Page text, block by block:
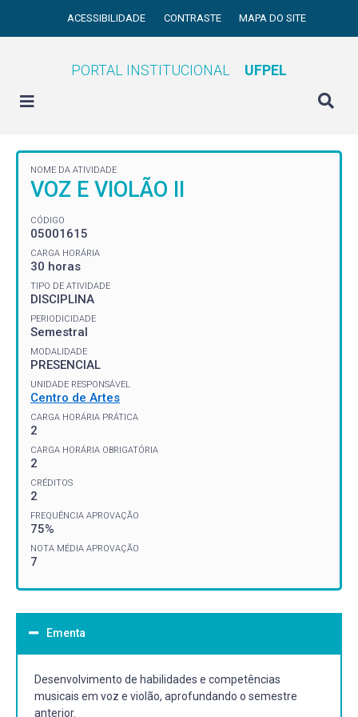
ACESSIBILIDADE CONTRASTE MAPA DO SITE
PORTAL INSTITUCIONAL UFPEL
NOME DA ATIVIDADE
VOZ E VIOLÃO II
CÓDIGO
05001615
CARGA HORÁRIA
30 horas
TIPO DE ATIVIDADE
DISCIPLINA
PERIODICIDADE
Semestral
MODALIDADE
PRESENCIAL
UNIDADE RESPONSÁVEL
Centro de Artes
CARGA HORÁRIA PRÁTICA
2
CARGA HORÁRIA OBRIGATÓRIA
2
CRÉDITOS
2
FREQUÊNCIA APROVAÇÃO
75%
NOTA MÉDIA APROVAÇÃO
7
Ementa
Desenvolvimento de habilidades e competências
musicais em voz e violão, aprofundando o semestre
anterior.